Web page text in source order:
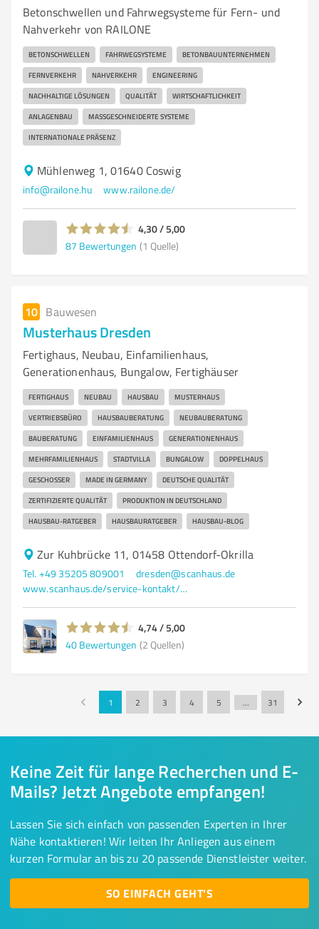
Betonschwellen und Fahrwegsysteme für Fern- und
Nahverkehr von RAILONE
BETONSCHWELLEN FAHRWEGSYSTEME BETONBAUUNTERNEHMEN
FERNVERKEHR NAHVERKEHR ENGINEERING
NACHHALTIGE LÖSUNGEN QUALITÄT WIRTSCHAFTLICHKEIT
ANLAGENBAU MASSGESCHNEIDERTE SYSTEME
INTERNATIONALE PRÄSENZ
Mühlenweg 1, 01640 Coswig
info@railone.hu www.railone.de/
4,30 / 5,00
87 Bewertungen (1 Quelle)
10 Bauwesen
Musterhaus Dresden
Fertighaus, Neubau, Einfamilienhaus,
Generationenhaus, Bungalow, Fertighäuser
FERTIGHAUS NEUBAU HAUSBAU MUSTERHAUS
VERTRIEBSBÜRO HAUSBAUBERATUNG NEUBAUBERATUNG
BAUBERATUNG EINFAMILIENHAUS GENERATIONENHAUS
MEHRFAMILIENHAUS STADTVILLA BUNGALOW DOPPELHAUS
GESCHOSSER MADE IN GERMANY DEUTSCHE QUALITÄT
ZERTIFIZIERTE QUALITÄT PRODUKTION IN DEUTSCHLAND
HAUSBAU-RATGEBER HAUSBAURATGEBER HAUSBAU-BLOG
Zur Kuhbrücke 11, 01458 Ottendorf-Okrilla
Tel. +49 35205 809001
dresden@scanhaus.de
www.scanhaus.de/service-kontakt/musterhaeuser/musterhaus-dresden
4,74 / 5,00
40 Bewertungen (2 Quellen)
1 2 3 4 5 … 31
Keine Zeit für lange Recherchen und E-
Mails? Jetzt Angebote empfangen!
Lassen Sie sich einfach von passenden Experten in Ihrer
Nähe kontaktieren! Wir leiten Ihr Anliegen aus einem
kurzen Formular an bis zu 20 passende Dienstleister weiter.
SO EINFACH GEHT'S